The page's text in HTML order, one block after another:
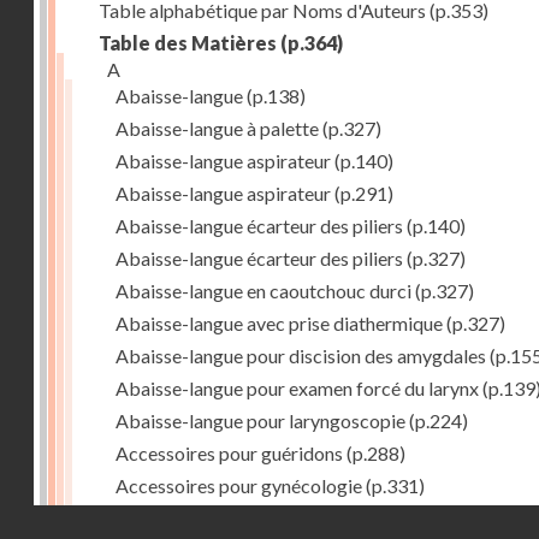
Table alphabétique par Noms d'Auteurs (p.353)
Table des Matières (p.364)
A
Abaisse-langue(p.138)
Abaisse-langue à palette(p.327)
Abaisse-langue aspirateur(p.140)
Abaisse-langue aspirateur(p.291)
Abaisse-langue écarteur des piliers (p.140)
Abaisse-langue écarteur des piliers (p.327)
Abaisse-langue en caoutchouc durci(p.327)
Abaisse-langue avec prise diathermique(p.327)
Abaisse-langue pour discision des amygdales
Abaisse-langue pour examen forcé du larynx
Abaisse-langue pour laryngoscopie(p.224)
Accessoires pour guéridons (p.288)
Accessoires pour gynécologie(p.331)